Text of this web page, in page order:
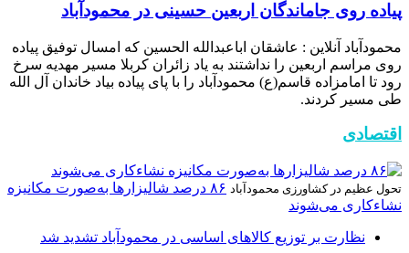
پیاده روی جاماندگان اربعین حسینی در محمودآباد
محمودآباد آنلاین : عاشقان اباعبدالله الحسین که امسال توفیق پیاده
روی مراسم اربعین را نداشتند به یاد زائران کربلا مسیر مهدیه سرخ
رود تا امامزاده قاسم(ع) محمودآباد را با پای پیاده بیاد خاندان آل الله
طی مسیر کردند.
اقتصادی
تحول عظیم در کشاورزی محمودآباد
۸۶ درصد شالیزارها به‌صورت مکانیزه
نشاءکاری می‌شوند
نظارت بر توزیع کالا‌های اساسی در محمودآباد تشدید شد